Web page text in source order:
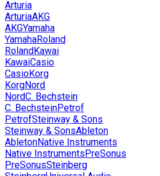
Arturia
ArturiaAKG
AKGYamaha
YamahaRoland
RolandKawai
KawaiCasio
CasioKorg
KorgNord
NordC. Bechstein
C. BechsteinPetrof
PetrofSteinway & Sons
Steinway & SonsAbleton
AbletonNative Instruments
Native InstrumentsPreSonus
PreSonusSteinberg